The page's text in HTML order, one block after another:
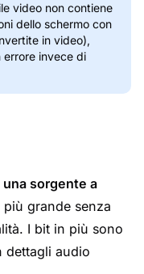
video non contiene
dello schermo con
in video),
errore invece di
sorgente a
grande senza
I bit in più sono
dettagli audio